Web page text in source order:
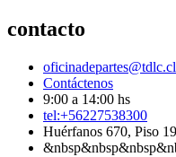
contacto
oficinadepartes@tdlc.cl
Contáctenos
9:00 a 14:00 hs
tel:+56227538300
Huérfanos 670, Piso 19